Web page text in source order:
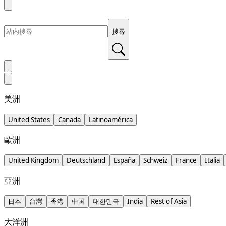
搜尋
美洲
United States Canada Latinoamérica
歐洲
United Kingdom Deutschland España Schweiz France Italia
亞洲
日本 台灣 香港 中国 대한민국 India Rest of Asia
大洋洲